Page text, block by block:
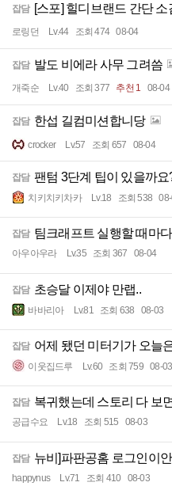
잡담 [스포] 힐디브랜드 간단 소
로링던 Lv.44 조회 474 08-04
잡담 발도 비에라 사무 그려씀
개죽순 Lv.40 조회 377 추천 1 08-04
잡담 한섭 길컴미션합니당
crocker Lv.57 조회 657 08-04
잡담 팬텀 3단계 팁이 있을까요
치키치키차카 Lv.18 조회 538
잡담 팀크래프트 실행할 때마
아우아우라 Lv.35 조회 367 08-04
잡담 초승달 이제야 만랩..
바바리아 Lv.81 조회 638 08-03
잡담 어제 됐던 미터기가 오늘
이웃집드루 Lv.60 조회 759 08-03
잡담 복귀했는데 스토리 다 보
공급수요 Lv.18 조회 515 08-03
잡담 뉴비]파판공홈 로그인이
happynus Lv.71 조회 410 08-03